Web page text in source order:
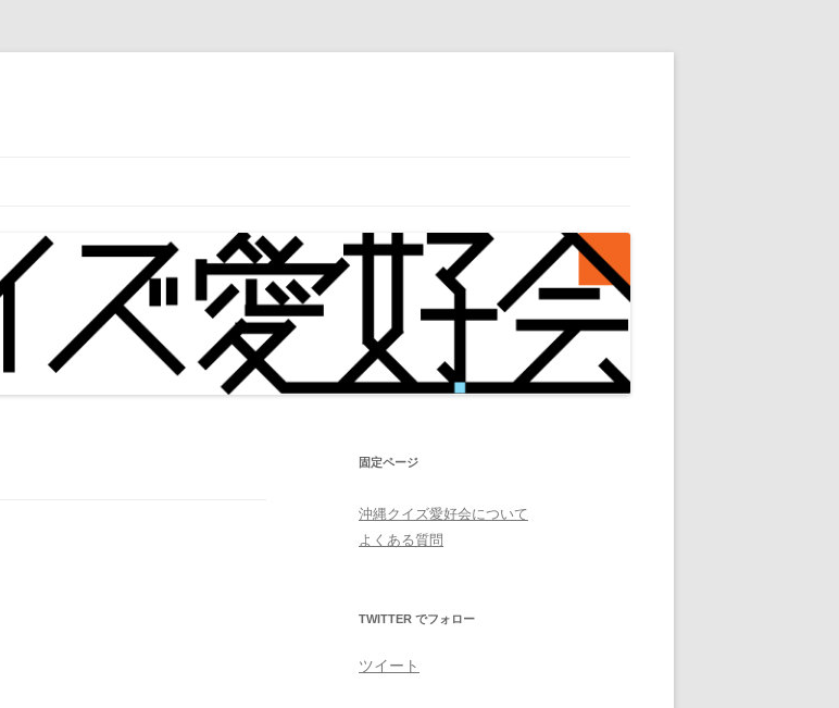
ス
ッ
プ
固定ページ
沖縄クイズ愛好会について
よくある質問
TWITTER でフォロー
ツイート